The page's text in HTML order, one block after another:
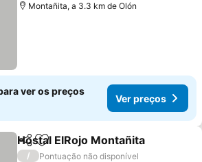
Montañita, a 3.3 km de Olón
ver os preços
Ver preços
PartilharAdicionar aos favoritos
Hostal ElRojo Montañita
/
Pontuação não disponível